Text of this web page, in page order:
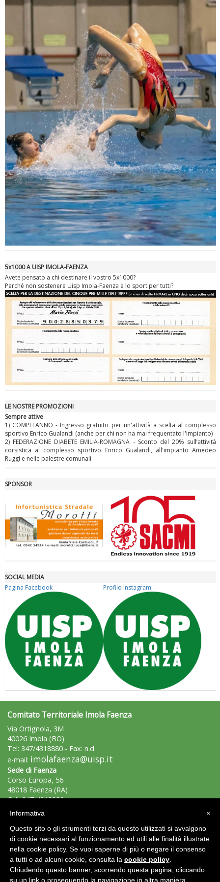
Luglio 2026: "Pensando con i piedi, si possono fare le
rivoluzioni"
Tiziano Pesce a Radio InBlu2000 traccia il bilancio della stagione
Ddl Lobby, Uisp: “Il Parlamento valorizzi le nostre specificità"
La formazione Uisp rallenta ma prosegue anche in estate
Tiziano Pesce nel Cda di Fondazione Terzjus: prima riunione a
Roma
5x1000 A UISP IMOLA-FAENZA
Avete pensato a chi destinare il vostro 5x1000?
Perché non sostenere Uisp Imola-Faenza e lo sport per tutti?
LE NOSTRE PROMOZIONI
Sempre attive
1) COMPLEANNO - Ingresso gratuito per un'attività a scelta al complesso
sportivo Enrico Gualandi (anche per chi non ha mai frequentato l'impianto)
2) FEDERAZIONE DIABETE EMILIA-ROMAGNA - Sconto del 20% sull’attività
corsistica al complesso sportivo Enrico Gualandi, all'impianto Amedeo
Ruggi e nelle palestre comunali
SPONSOR
SOCIAL MEDIA
Pagina Facebook
Profilo Instagram
Comitato Territoriale Imola Faenza
Via Ortignola, 3M
40026 Imola (BO)
Tel: 347/4318880 - Fax: n.d.
e-mail: imolafaenza@uisp.it
Sede di Faenza
Corso Europa, 56
48018 Faenza (RA)
Cell: 347/4318880
e-mail:imolafaenza@uisp.it
C.F.: 90028850379
Area Riservata 2.0
×
Informativa
Questo sito o gli strumenti terzi da questo utilizzati si avvalgono
di cookie necessari al funzionamento ed utili alle finalità illustrate
nella cookie policy. Se vuoi saperne di più o negare il consenso
a tutti o ad alcuni cookie, consulta la cookie policy
Chiudendo questo banner, scorrendo questa pagina, cliccando
su un link o proseguendo la navigazione in altra maniera,